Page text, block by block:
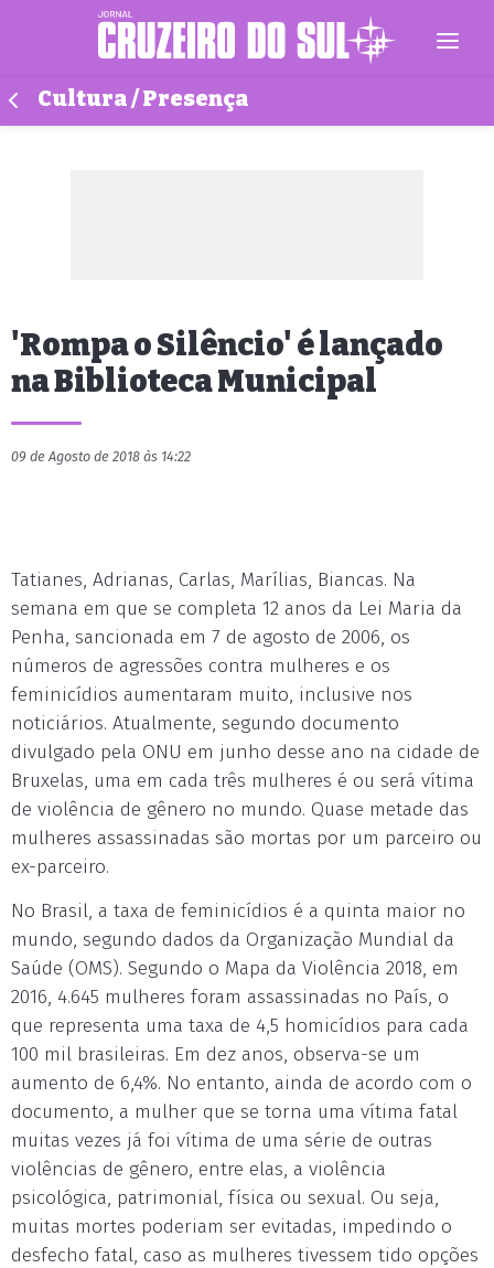
Cultura / Presença
'Rompa o Silêncio' é lançado
na Biblioteca Municipal
09 de Agosto de 2018 às 14:22
Tatianes, Adrianas, Carlas, Marílias, Biancas. Na
semana em que se completa 12 anos da Lei Maria da
Penha, sancionada em 7 de agosto de 2006, os
números de agressões contra mulheres e os
feminicídios aumentaram muito, inclusive nos
noticiários. Atualmente, segundo documento
divulgado pela ONU em junho desse ano na cidade de
Bruxelas, uma em cada três mulheres é ou será vítima
de violência de gênero no mundo. Quase metade das
mulheres assassinadas são mortas por um parceiro ou
ex-parceiro.
No Brasil, a taxa de feminicídios é a quinta maior no
mundo, segundo dados da Organização Mundial da
Saúde (OMS). Segundo o Mapa da Violência 2018, em
2016, 4.645 mulheres foram assassinadas no País, o
que representa uma taxa de 4,5 homicídios para cada
100 mil brasileiras. Em dez anos, observa-se um
aumento de 6,4%. No entanto, ainda de acordo com o
documento, a mulher que se torna uma vítima fatal
muitas vezes já foi vítima de uma série de outras
violências de gênero, entre elas, a violência
psicológica, patrimonial, física ou sexual. Ou seja,
muitas mortes poderiam ser evitadas, impedindo o
desfecho fatal, caso as mulheres tivessem tido opções